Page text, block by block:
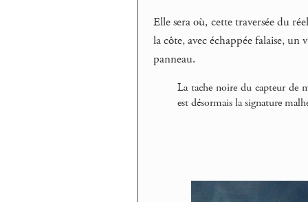
Elle sera où, cette traversée du
la côte, avec échappée falaise,
panneau.
La tache noire du capteur de
est désormais la signature